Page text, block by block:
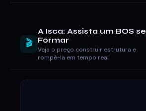
🎬
A Isca: Assista um BOS se
Formar
Veja o preço construir estrutura e
rompê-la em tempo real